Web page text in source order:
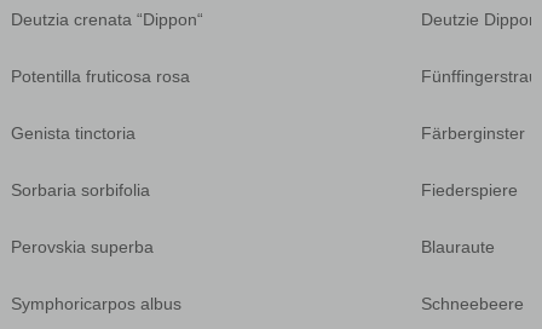
Deutzia crenata “Dippon“ Deutzie Dippon
Potentilla fruticosa rosa
Genista tinctoria Färberginster
Sorbaria sorbifolia Fiederspiere
Perovskia superba Blauraute
Symphoricarpos albus Schneebeere